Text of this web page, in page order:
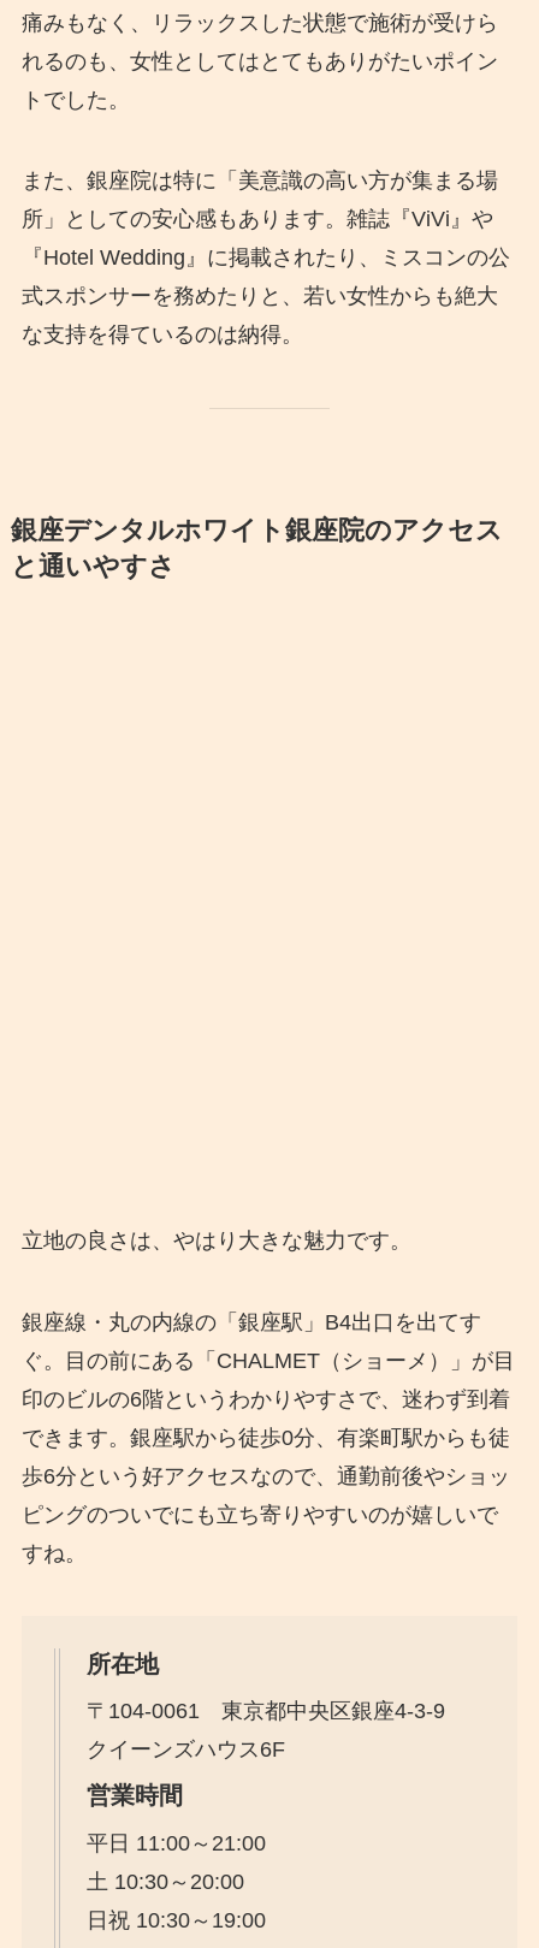
痛みもなく、リラックスした状態で施術が受けら
れるのも、女性としてはとてもありがたいポイン
トでした。
また、銀座院は特に「美意識の高い方が集まる場
所」としての安心感もあります。雑誌『ViVi』や
『Hotel Wedding』に掲載されたり、ミスコンの公
式スポンサーを務めたりと、若い女性からも絶大
な支持を得ているのは納得。
銀座デンタルホワイト銀座院のアクセス
と通いやすさ
立地の良さは、やはり大きな魅力です。
銀座線・丸の内線の「銀座駅」B4出口を出てす
ぐ。目の前にある「CHALMET（ショーメ）」が目
印のビルの6階というわかりやすさで、迷わず到着
できます。銀座駅から徒歩0分、有楽町駅からも徒
歩6分という好アクセスなので、通勤前後やショッ
ピングのついでにも立ち寄りやすいのが嬉しいで
すね。
所在地
〒104-0061 東京都中央区銀座4-3-9
クイーンズハウス6F
営業時間
平日 11:00～21:00
土 10:30～20:00
日祝 10:30～19:00